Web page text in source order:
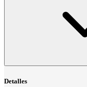
Detalles